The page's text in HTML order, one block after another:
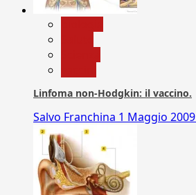
Linfoma non-Hodgkin: il vaccino.
Salvo Franchina 1 Maggio 2009